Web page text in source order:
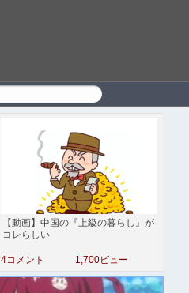
【動画】中国の『上級の暮らし』が
コレらしい
4コメント 1,700ビュー